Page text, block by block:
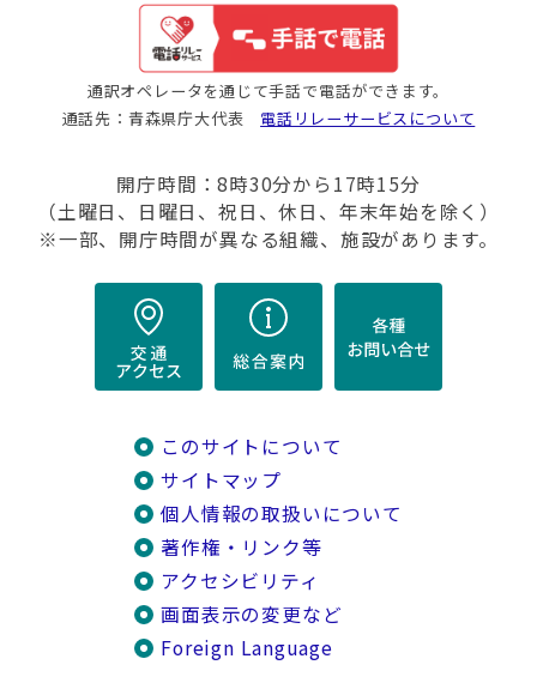
通訳オペレータを通じて手話で電話ができます。
通話先：青森県庁大代表 電話リレーサービスについて
開庁時間：8時30分から17時15分
（土曜日、日曜日、祝日、休日、年末年始を除く）
※一部、開庁時間が異なる組織、施設があります。
このサイトについて
サイトマップ
個人情報の取扱いについて
著作権・リンク等
アクセシビリティ
画面表示の変更など
Foreign Language